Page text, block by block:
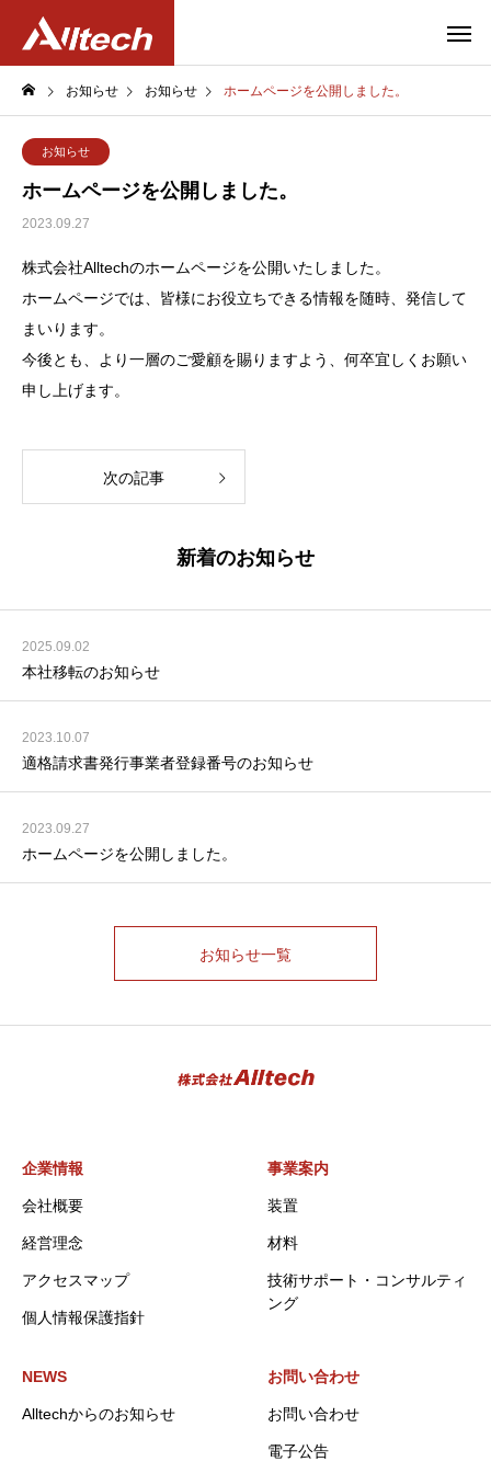
お知らせ お知らせ ホームページを公開しました。
お知らせ
ホームページを公開しました。
2023.09.27
株式会社Alltechのホームページを公開いたしました。
ホームページでは、皆様にお役立ちできる情報を随時、発信して
まいります。
今後とも、より一層のご愛顧を賜りますよう、何卒宜しくお願い
申し上げます。
次の記事
新着のお知らせ
2025.09.02
本社移転のお知らせ
2023.10.07
適格請求書発行事業者登録番号のお知らせ
2023.09.27
ホームページを公開しました。
お知らせ一覧
企業情報
会社概要
経営理念
アクセスマップ
個人情報保護指針
事業案内
装置
材料
技術サポート・コンサルティ
ング
NEWS
Alltechからのお知らせ
お問い合わせ
お問い合わせ
電子公告